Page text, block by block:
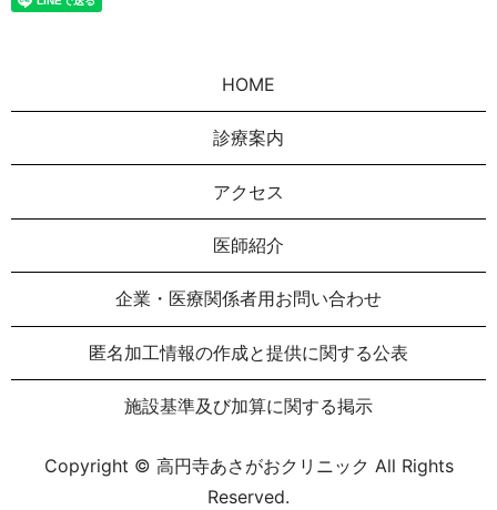
HOME
診療案内
アクセス
医師紹介
企業・医療関係者用お問い合わせ
匿名加⼯情報の作成と提供に関する公表
施設基準及び加算に関する掲示
Copyright © 高円寺あさがおクリニック All Rights
Reserved.